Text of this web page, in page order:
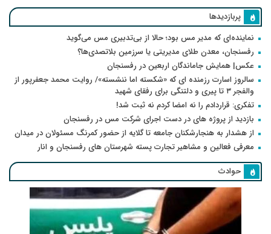
پربازدیدها
نماینده‌ای که مدیر مس بود؛ حالا از بی‌تدبیری مس می‌گوید
رفسنجان، معدن طلای مدیریتی یا سرزمین بلاتصدی‌ها؟
عکس| همایش جاماندگان اربعین در رفسنجان
سالروز اسارت رزمنده ای که «شکسته اما ننشسته»/ روایت محمد جعفرپور از
والفجر ۳ تا پیری و دلتنگی برای رفقای شهید
تفکری: قراردادم را نه امضا کردم نه ثبت شد!
بازدید از پروژه های در دست اجرای شرکت مس در رفسنجان
از هشدار به هنجارشکنان جامعه تا گلایه از حضور کمرنگ مسئولان در میدان
معرفی فعالین و مشاهیر تجارت پسته شهرستان های رفسنجان و انار
حوادث